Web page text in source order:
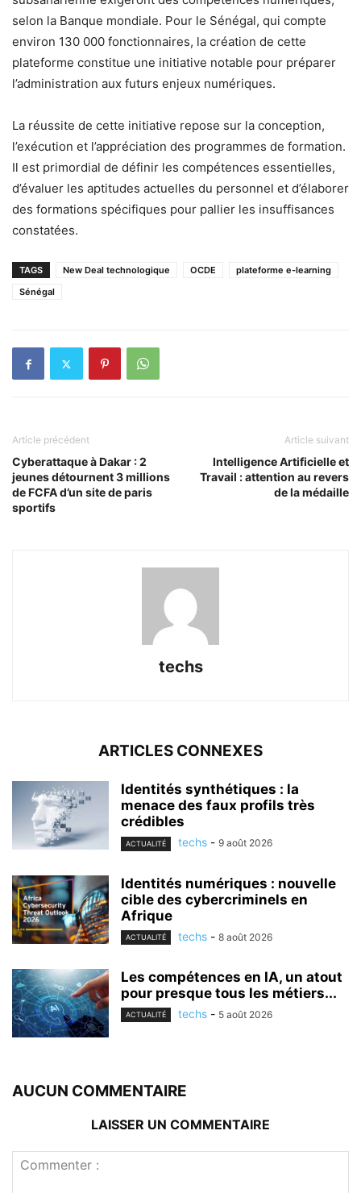
selon la Banque mondiale. Pour le Sénégal, qui compte
environ 130 000 fonctionnaires, la création de cette
plateforme constitue une initiative notable pour préparer
l’administration aux futurs enjeux numériques.
La réussite de cette initiative repose sur la conception,
l’exécution et l’appréciation des programmes de formation.
Il est primordial de définir les compétences essentielles,
d’évaluer les aptitudes actuelles du personnel et d’élaborer
des formations spécifiques pour pallier les insuffisances
constatées.
TAGS New Deal technologique OCDE
plateforme e-learning
Sénégal
Article précédent
Cyberattaque à Dakar : 2
jeunes détournent 3 millions
de FCFA d’un site de paris
sportifs
Article suivant
Intelligence Artificielle et
Travail : attention au revers
de la médaille
techs
ARTICLES CONNEXES
Identités synthétiques : la
menace des faux profils très
crédibles
ACTUALITÉ techs - 9 août 2026
Identités numériques : nouvelle
cible des cybercriminels en
Afrique
ACTUALITÉ techs - 8 août 2026
Les compétences en IA, un atout
pour presque tous les métiers...
ACTUALITÉ techs - 5 août 2026
AUCUN COMMENTAIRE
LAISSER UN COMMENTAIRE